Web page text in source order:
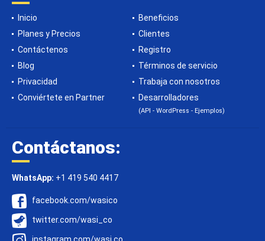
Inicio
Beneficios
Planes y Precios
Clientes
Contáctenos
Registro
Blog
Términos de servicio
Privacidad
Trabaja con nosotros
Conviértete en Partner
Desarrolladores
(API - WordPress - Ejemplos)
Contáctanos:
WhatsApp: +1 419 540 4417
facebook.com/wasico
twitter.com/wasi_co